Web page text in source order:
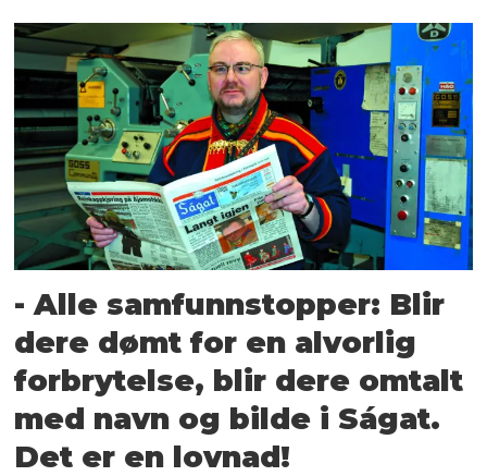
- Alle samfunnstopper: Blir
dere dømt for en alvorlig
forbrytelse, blir dere omtalt
med navn og bilde i Ságat.
Det er en lovnad!